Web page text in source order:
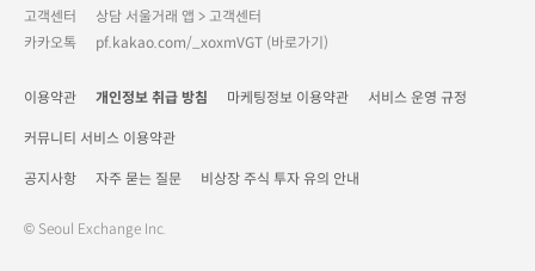
고객센터
상담 서울거래 앱 > 고객센터
카카오톡
pf.kakao.com/_xoxmVGT (바로가기)
이용약관 개인정보 취급 방침 마케팅정보 이용약관 서비스 운영 규정
커뮤니티 서비스 이용약관
공지사항 자주 묻는 질문 비상장 주식 투자 유의 안내
© Seoul Exchange Inc.